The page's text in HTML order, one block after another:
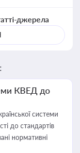
джерела
КВЕД до
системи
до стандартів
нормативні